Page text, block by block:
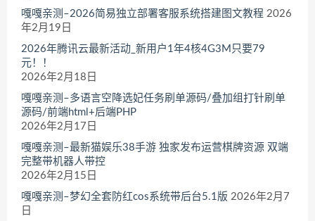
嘎嘎亲测–2026简易独立部署客服系统搭建图文教程 2026
年2月19日
2026年腾讯云最新活动_新用户1年4核4G3M只要79
元！！
2026年2月18日
嘎嘎亲测–多语言空降选妃任务刷单源码/叠加组打针刷单
源码/前端html+后端PHP
2026年2月17日
嘎嘎亲测–最新猫娱乐38手游 独家发布运营棋牌资源 双端
完整带机器人带控
2026年2月15日
嘎嘎亲测–梦幻全套防红cos系统带后台5.1版 2026年2月7
日